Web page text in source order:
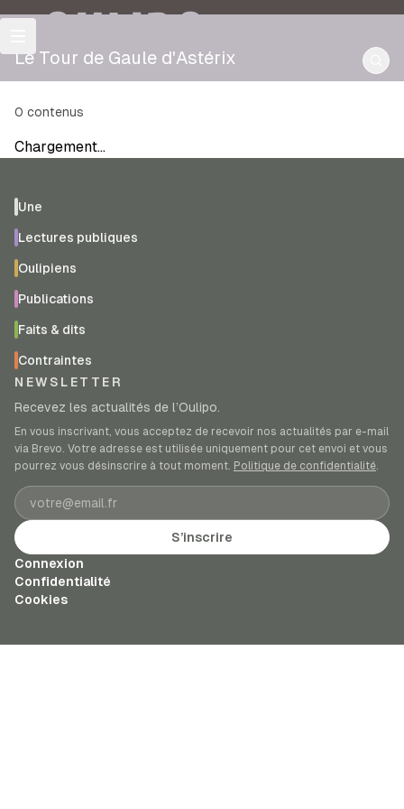
OULIPO
Le Tour de Gaule d'Astérix
0 contenus
Chargement…
Une
Lectures publiques
Oulipiens
Publications
Faits & dits
Contraintes
NEWSLETTER
Recevez les actualités de l’Oulipo.
En vous inscrivant, vous acceptez de recevoir nos actualités par e-mail
via Brevo. Votre adresse est utilisée uniquement pour cet envoi et vous
pourrez vous désinscrire à tout moment. Politique de confidentialité.
Adresse e-mail
S’inscrire
Connexion
Confidentialité
Cookies